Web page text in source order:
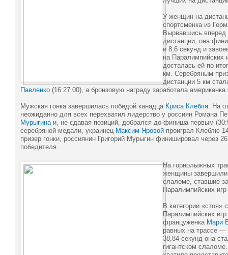
У женщин на
спортсменка из
Вырвавшись
дистанции, она
и 8,6 секунд и
на Паралимпийских
досталась ей по
км. Серебряным
дистанции 5 км
Павленко (16:27.00), а бронзовую награду заработала американка
Мужская гонка завершилась победой канадца Криса Клебля . На
неожиданно для всех перехватил лидерство у россиян Романа
Мурыгина и, не сдавая позиций, добрался до финиша первым
серебряной медали, украинец Максим Яровой проиграл Клеблю
призер гонки, россиянин Григорий Мурыгин финишировал через
победителя.
На горнолыжных
женщины завершили
слаломе, ставшие
Паралимпийских
В категории
Паралимпийских
француженка Мари
равных на трассе —
38,84 секунд она
гигантском